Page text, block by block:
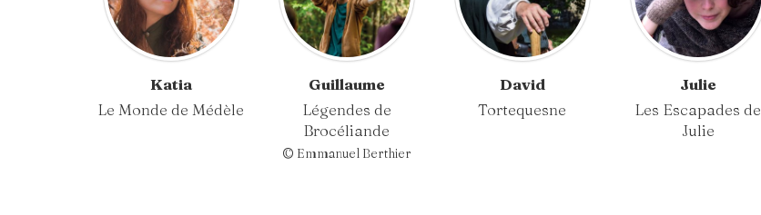
Katia
Le Monde de Médèle
Guillaume
Légendes de
Brocéliande
© Emmanuel Berthier
David
Tortequesne
Julie
Les Escapades de
Julie